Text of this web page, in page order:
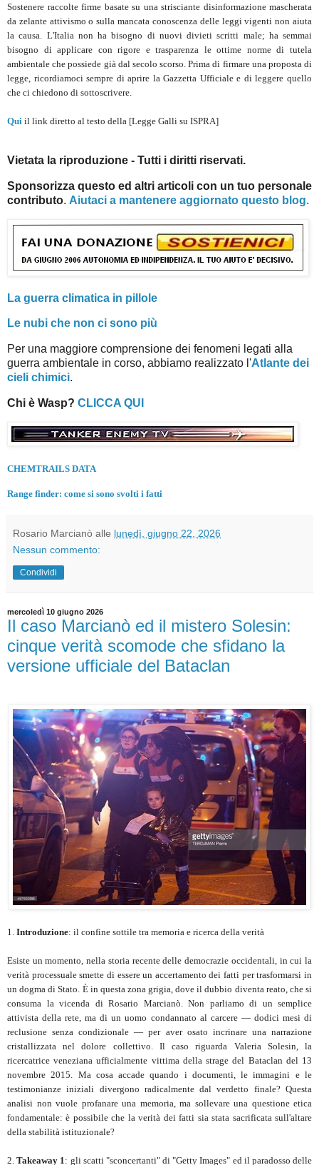
Sostenere raccolte firme basate su una strisciante disinformazione mascherata
da zelante attivismo o sulla mancata conoscenza delle leggi vigenti non aiuta
la causa. L'Italia non ha bisogno di nuovi divieti scritti male; ha semmai
bisogno di applicare con rigore e trasparenza le ottime norme di tutela
ambientale che possiede già dal secolo scorso. Prima di firmare una proposta di
legge, ricordiamoci sempre di aprire la Gazzetta Ufficiale e di leggere quello
che ci chiedono di sottoscrivere.
Qui il link diretto al testo della [Legge Galli su ISPRA]
Vietata la riproduzione - Tutti i diritti riservati.
Sponsorizza questo ed altri articoli con un tuo personale
contributo. Aiutaci a mantenere aggiornato questo blog.
La guerra climatica in pillole
Le nubi che non ci sono più
Per una maggiore comprensione dei fenomeni legati alla
guerra ambientale in corso, abbiamo realizzato l'Atlante dei
cieli chimici.
Chi è Wasp? CLICCA QUI
CHEMTRAILS DATA
Range finder: come si sono svolti i fatti
Rosario Marcianò alle lunedì, giugno 22, 2026
Nessun commento:
Condividi
mercoledì 10 giugno 2026
Il caso Marcianò ed il mistero Solesin:
cinque verità scomode che sfidano la
versione ufficiale del Bataclan
1. Introduzione: il confine sottile tra memoria e ricerca della verità
Esiste un momento, nella storia recente delle democrazie occidentali, in cui la
verità processuale smette di essere un accertamento dei fatti per trasformarsi in
un dogma di Stato. È in questa zona grigia, dove il dubbio diventa reato, che si
consuma la vicenda di Rosario Marcianò. Non parliamo di un semplice
attivista della rete, ma di un uomo condannato al carcere — dodici mesi di
reclusione senza condizionale — per aver osato incrinare una narrazione
cristallizzata nel dolore collettivo. Il caso riguarda Valeria Solesin, la
ricercatrice veneziana ufficialmente vittima della strage del Bataclan del 13
novembre 2015. Ma cosa accade quando i documenti, le immagini e le
testimonianze iniziali divergono radicalmente dal verdetto finale? Questa
analisi non vuole profanare una memoria, ma sollevare una questione etica
fondamentale: è possibile che la verità dei fatti sia stata sacrificata sull'altare
della stabilità istituzionale?
2.Takeaway 1 : gli scatti "sconcertanti" di "Getty Images" ed il paradosso delle